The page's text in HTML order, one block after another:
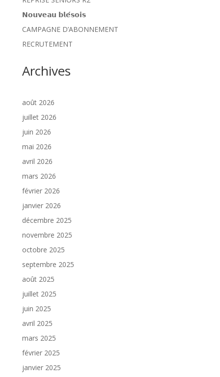
𝗡𝗼𝘂𝘃𝗲𝗮𝘂 𝗯𝗹𝗲́𝘀𝗼𝗶𝘀
CAMPAGNE D’ABONNEMENT
RECRUTEMENT
Archives
août 2026
juillet 2026
juin 2026
mai 2026
avril 2026
mars 2026
février 2026
janvier 2026
décembre 2025
novembre 2025
octobre 2025
septembre 2025
août 2025
juillet 2025
juin 2025
avril 2025
mars 2025
février 2025
janvier 2025